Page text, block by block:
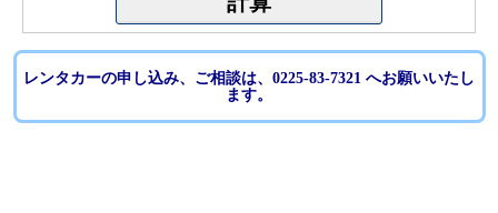
レンタカーの申し込み、ご相談は、0225-83-7321 へお願いいたし
ます。